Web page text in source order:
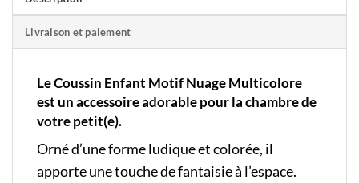
Livraison et paiement
Le Coussin Enfant Motif Nuage Multicolore
est un accessoire adorable pour la chambre de
votre petit(e).
Orné d’une forme ludique et colorée, il
apporte une touche de fantaisie à l’espace.